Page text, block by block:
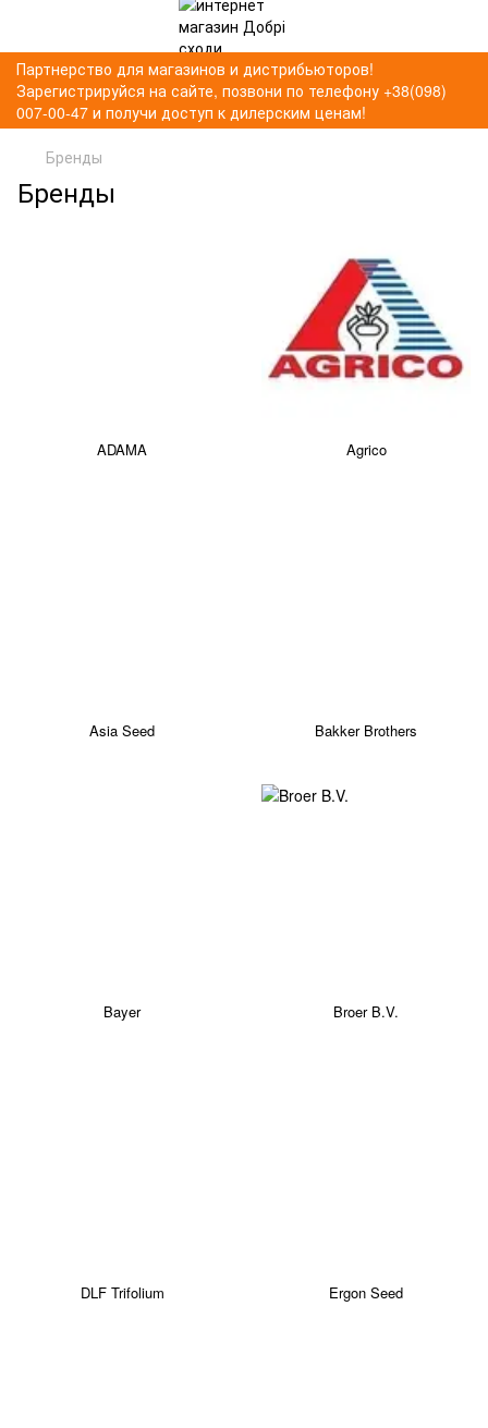
Партнерство для магазинов и дистрибьюторов!
Зарегистрируйся на сайте, позвони по телефону +38(098)
007-00-47 и получи доступ к дилерским ценам!
Бренды
Бренды
ADAMA Agrico
Asia Seed Bakker Brothers
Bayer Broer B.V.
DLF Trifolium Ergon Seed